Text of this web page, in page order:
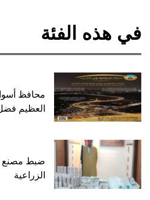
في هذه الفئة
محافظ
العظيم
ضبط مصنع
الزراعية